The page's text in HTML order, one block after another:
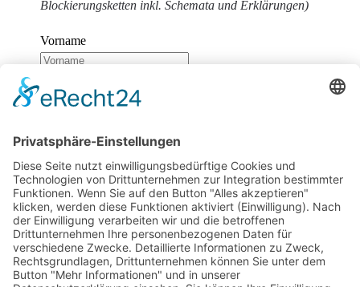
Blockierungsketten inkl. Schemata und Erklärungen)
Vorname
reCaptcha v3-Service zu laden!Wir verwenden
reCAPTCHA, um Ihre eingegebenen Informationen zu
überprüfen. Dieser Service kann Daten zu Ihren
Aktivitäten sammeln. Bitte lesen Sie die Details durch
undstimmen Sie der Nutzung des Service zu , um
fortzufahren.